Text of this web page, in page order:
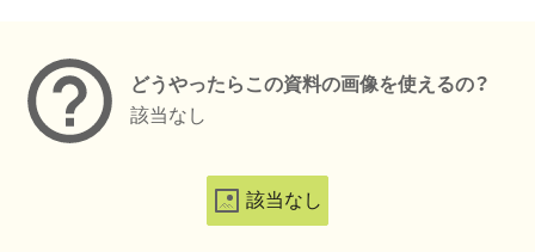
どうやったらこの資料の画像を使えるの？
該当なし
該当なし